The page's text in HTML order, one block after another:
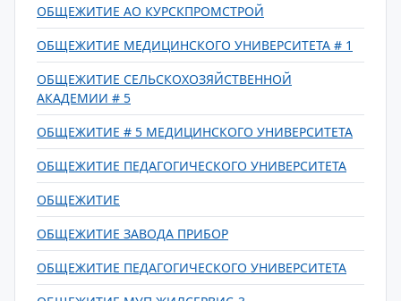
ОБЩЕЖИТИЕ АО КУРСКПРОМСТРОЙ
ОБЩЕЖИТИЕ МЕДИЦИНСКОГО УНИВЕРСИТЕТА # 1
ОБЩЕЖИТИЕ СЕЛЬСКОХОЗЯЙСТВЕННОЙ
АКАДЕМИИ # 5
ОБЩЕЖИТИЕ # 5 МЕДИЦИНСКОГО УНИВЕРСИТЕТА
ОБЩЕЖИТИЕ ПЕДАГОГИЧЕСКОГО УНИВЕРСИТЕТА
ОБЩЕЖИТИЕ
ОБЩЕЖИТИЕ ЗАВОДА ПРИБОР
ОБЩЕЖИТИЕ ПЕДАГОГИЧЕСКОГО УНИВЕРСИТЕТА